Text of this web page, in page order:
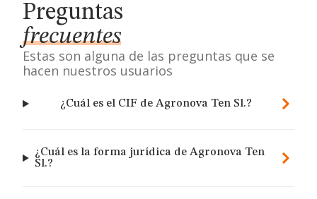
Preguntas
frecuentes
Estas son alguna de las preguntas que se
hacen nuestros usuarios
¿Cuál es el CIF de Agronova Ten Sl.?
¿Cuál es la forma jurídica de Agronova Ten
Sl.?